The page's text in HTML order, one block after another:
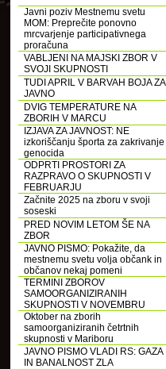
Javni poziv Mestnemu svetu
MOM: Preprečite ponovno
mrcvarjenje participativnega
proračuna
VABLJENI NA MAJSKI ZBOR V
SVOJI SKUPNOSTI
TUDI APRIL V BARVAH BOJA ZA
JAVNO
DVIG TEMPERATURE NA
ZBORIH V MARCU
IZJAVA ZA JAVNOST: NE
izkoriščanju športa za zakrivanje
genocida
ODPRTI PROSTORI ZA
RAZPRAVO O SKUPNOSTI V
FEBRUARJU
Začnite 2025 na zboru v svoji
soseski
PRED NOVIM LETOM ŠE NA
ZBOR
JAVNO PISMO: Pokažite, da
mestnemu svetu volja občank in
občanov nekaj pomeni
TERMINI ZBOROV
SAMOORGANIZIRANIH
SKUPNOSTI V NOVEMBRU
Oktober na zborih
samoorganiziranih četrtnih
skupnosti v Mariboru
JAVNO PISMO VLADI RS: GAZA
IN BANALNOST ZLA